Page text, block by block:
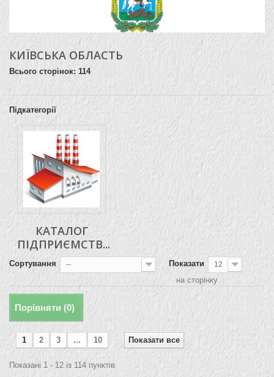
КИЇВСЬКА ОБЛАСТЬ
Всього сторінок: 114
Підкатегорії
КАТАЛОГ
ПІДПРИЄМСТВ...
Сортування -- Показати 12
на сторінку
Порівняти (0)
Показати все
1 2 3 ... 10
Показані 1 - 12 із 114 пунктів